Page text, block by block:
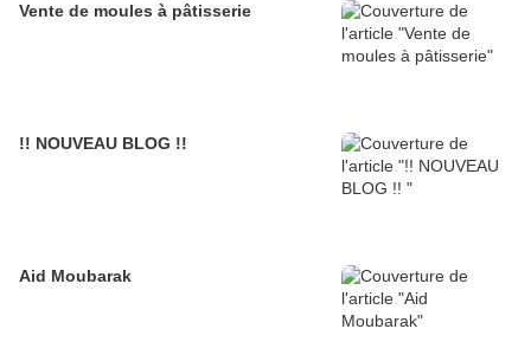
Vente de moules à pâtisserie
!! NOUVEAU BLOG !!
Aid Moubarak